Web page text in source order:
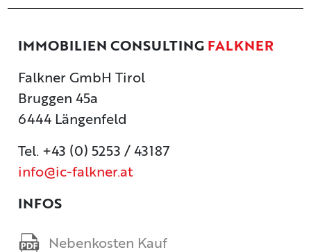
IMMOBILIEN CONSULTING FALKNER
Falkner GmbH Tirol
Bruggen 45a
6444 Längenfeld
Tel. +43 (0) 5253 / 43187
info@ic-falkner.at
INFOS
Nebenkosten Kauf